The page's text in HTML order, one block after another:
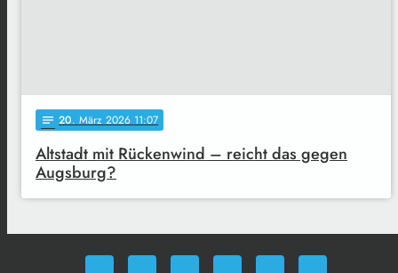
notes 20. März 2026 11:07
Altstadt mit Rückenwind – reicht das gegen
Augsburg?